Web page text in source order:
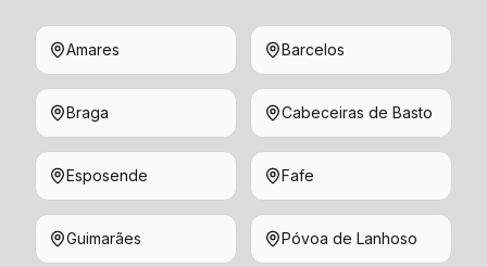
Amares Barcelos
Braga Cabeceiras de Basto
Esposende Fafe
Guimarães Póvoa de Lanhoso